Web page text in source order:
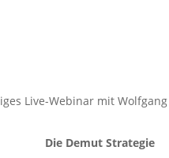
Live-Webinar mit
Die Demut Strategie